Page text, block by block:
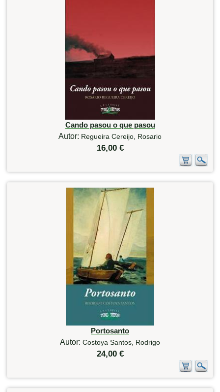
Cando pasou o que pasou
Autor: Regueira Cereijo, Rosario
16,00 €
Portosanto
Autor: Costoya Santos, Rodrigo
24,00 €